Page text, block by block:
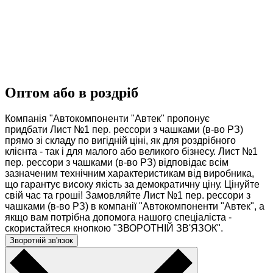
Оптом або в роздріб
Компанія "Автокомпоненти "Автек" пропонує
придбати Лист №1 пер. рессори з чашками (в-во РЗ)
прямо зі складу по вигідній ціні, як для роздрібного
клієнта - так і для малого або великого бізнесу. Лист №1
пер. рессори з чашками (в-во РЗ) відповідає всім
зазначеним технічним характеристикам від виробника,
що гарантує високу якість за демократичну ціну. Цінуйте
свій час та гроші! Замовляйте Лист №1 пер. рессори з
чашками (в-во РЗ) в компанії "Автокомпоненти "Автек", а
якщо вам потрібна допомога нашого спеціаліста -
скористайтеся кнопкою "ЗВОРОТНІЙ ЗВ'ЯЗОК".
Зворотній зв'язок